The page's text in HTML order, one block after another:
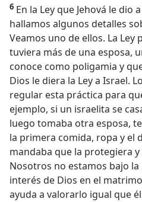
6 En la Ley que Jehová le dio
hallamos algunos detalles
Veamos uno de ellos. La
tuviera más de una esposa,
conoce como poligamia y
Dios le diera la Ley a Israel.
regular esta práctica para
ejemplo, si un israelita se
luego tomaba otra esposa,
la primera comida, ropa y el
mandaba que la protegiera y
Nosotros no estamos bajo la
interés de Dios en el
ayuda a valorarlo igual que